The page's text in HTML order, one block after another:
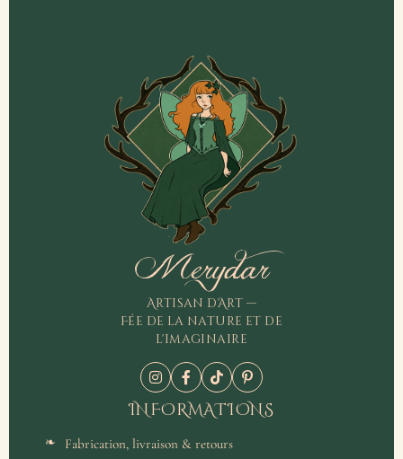
Merydar
Artisan d'Art —
Fée de la nature et de
l'imaginaire
INFORMATIONS
Fabrication, livraison & retours